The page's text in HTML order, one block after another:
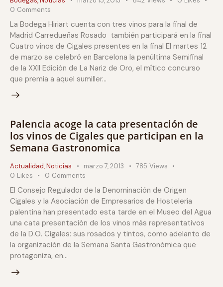
0 Comments
La Bodega Hiriart cuenta con tres vinos para la final de
Madrid Carredueñas Rosado también participará en la final
Cuatro vinos de Cigales presentes en la final El martes 12
de marzo se celebró en Barcelona la penúltima Semifinal
de la XXII Edición de La Nariz de Oro, el mítico concurso
que premia a aquel sumiller…
Palencia acoge la cata presentación de
los vinos de Cigales que participan en la
Semana Gastronomica
Actualidad,Noticias marzo 7, 2013 785 Views
0 Likes 0 Comments
El Consejo Regulador de la Denominación de Origen
Cigales y la Asociación de Empresarios de Hostelería
palentina han presentado esta tarde en el Museo del Agua
una cata presentación de los vinos más representativos
de la D.O. Cigales: sus rosados y tintos, como adelanto de
la organización de la Semana Santa Gastronómica que
protagoniza, en…